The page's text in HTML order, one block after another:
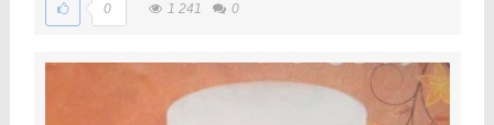
0 1 241 0